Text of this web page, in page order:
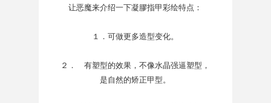
让恶魔来介绍一下凝膠指甲彩绘特点：
１．可做更多造型变化。
２． 有塑型的效果，不像水晶强逼塑型，
是自然的矫正甲型。